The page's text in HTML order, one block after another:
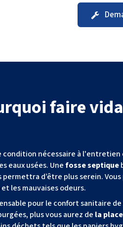
faire
condition nécessaire à l'entretien
eaux usées. Unefosse septique
d’être plus serein.
les mauvaises odeurs.
pour le confort sanitaire
plus vous aurez de la